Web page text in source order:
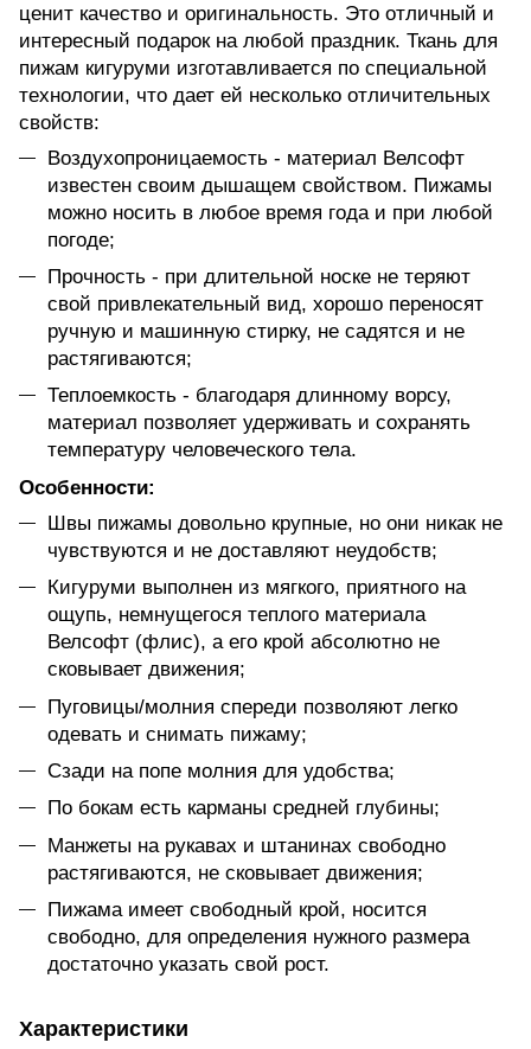
ценит качество и оригинальность. Это отличный и
интересный подарок на любой праздник. Ткань для
пижам кигуруми изготавливается по специальной
технологии, что дает ей несколько отличительных
свойств:
Воздухопроницаемость - материал Велсофт
известен своим дышащем свойством. Пижамы
можно носить в любое время года и при любой
погоде;
Прочность - при длительной носке не теряют
свой привлекательный вид, хорошо переносят
ручную и машинную стирку, не садятся и не
растягиваются;
Теплоемкость - благодаря длинному ворсу,
материал позволяет удерживать и сохранять
температуру человеческого тела.
Особенности:
Швы пижамы довольно крупные, но они никак не
чувствуются и не доставляют неудобств;
Кигуруми выполнен из мягкого, приятного на
ощупь, немнущегося теплого материала
Велсофт (флис), а его крой абсолютно не
сковывает движения;
Пуговицы/молния спереди позволяют легко
одевать и снимать пижаму;
Сзади на попе молния для удобства;
По бокам есть карманы средней глубины;
Манжеты на рукавах и штанинах свободно
растягиваются, не сковывает движения;
Пижама имеет свободный крой, носится
свободно, для определения нужного размера
достаточно указать свой рост.
Характеристики